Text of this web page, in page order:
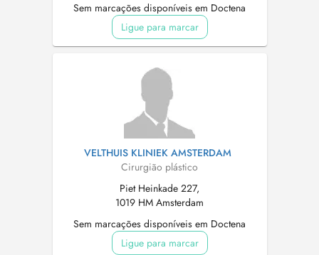
Sem marcações disponíveis em Doctena
Ligue para marcar
VELTHUIS KLINIEK AMSTERDAM
Cirurgião plástico
Piet Heinkade 227,
1019 HM Amsterdam
Sem marcações disponíveis em Doctena
Ligue para marcar